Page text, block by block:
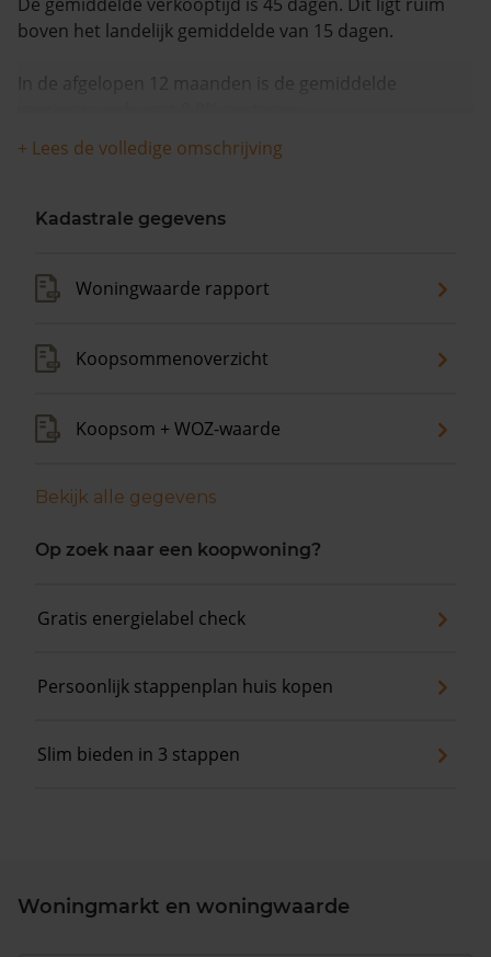
boven het landelijk gemiddelde van 15 dagen.
In de afgelopen 12 maanden is de gemiddelde
+ Lees de volledige omschrijving
Kadastrale gegevens
Woningwaarde rapport
Koopsommenoverzicht
Koopsom + WOZ-waarde
Bekijk alle gegevens
Op zoek naar een koopwoning?
Gratis energielabel check
Persoonlijk stappenplan huis kopen
Slim bieden in 3 stappen
Woningmarkt en woningwaarde